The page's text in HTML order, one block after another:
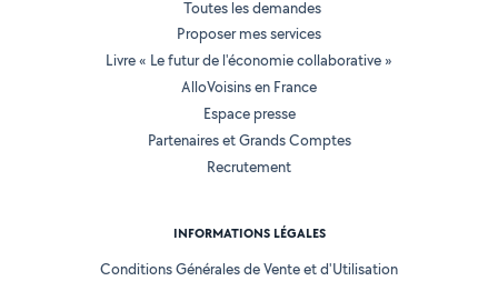
Toutes les demandes
Proposer mes services
Livre « Le futur de l'économie collaborative »
AlloVoisins en France
Espace presse
Partenaires et Grands Comptes
Recrutement
INFORMATIONS LÉGALES
Conditions Générales de Vente et d'Utilisation